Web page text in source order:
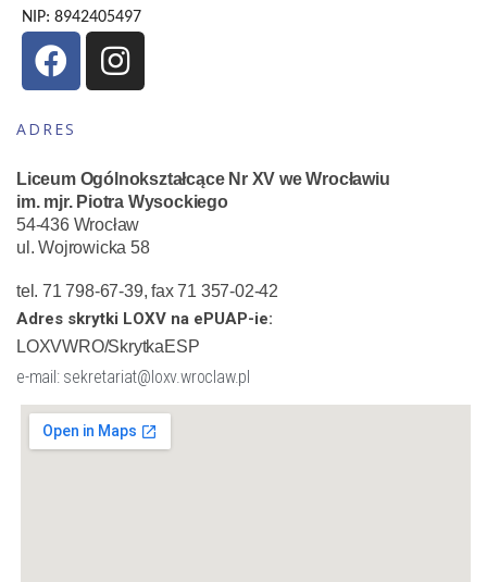
NIP: 8942405497
ADRES
Liceum Ogólnokształcące Nr XV we Wrocławiu
im. mjr. Piotra Wysockiego
54-436 Wrocław
ul. Wojrowicka 58
tel. 71 798-67-39, fax 71 357-02-42
Adres skrytki LOXV na ePUAP-ie:
LOXVWRO/SkrytkaESP
e-mail: sekretariat@loxv.wroclaw.pl